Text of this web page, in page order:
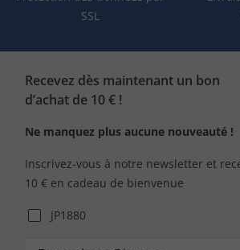
SSL
Recevez dès maintenant un bon
d’achat de 10 € !
Ne manquez plus aucune nouveauté !
Inscrivez-vous à notre newsletter et
10 € en cadeau de bienvenue
JP1880